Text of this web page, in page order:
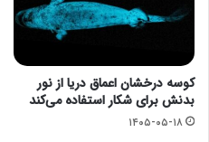
کوسه درخشان اعماق دریا از نور
بدنش برای شکار استفاده می‌کند
۱۴۰۵-۰۵-۱۸